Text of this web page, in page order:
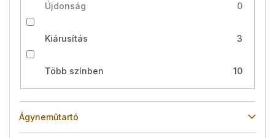
Újdonság 0
Kiárusítás 3
Több színben 10
Ágyneműtartó